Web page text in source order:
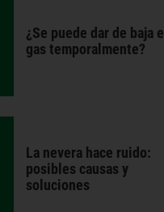
¿Se puede dar de baja el
gas temporalmente?
La nevera hace ruido:
posibles causas y
soluciones